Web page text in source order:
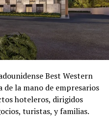
Best Western
de la mano de empresarios
hoteleros, dirigidos
turistas, y familias.